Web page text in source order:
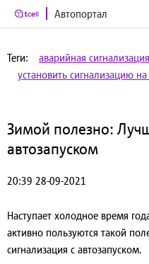
Автопортал
Теги: аварийная сигнализация
установить сигнализацию
Зимой полезно:
автозапуском
20:39 28-09-2021
Наступает холодное время
активно пользуются такой
сигнализация с автозапуском.